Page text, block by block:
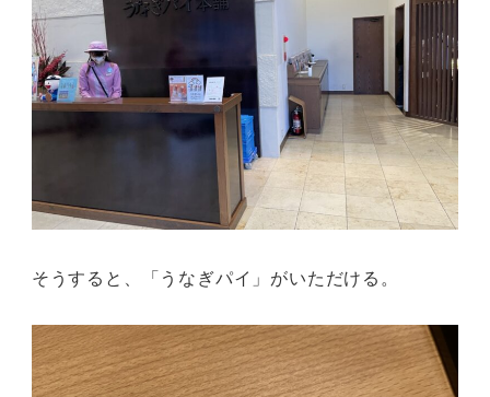
そうすると、「うなぎパイ」がいただける。